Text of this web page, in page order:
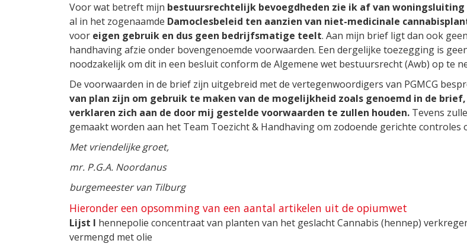
Voor wat betreft mijn bestuursrechtelijk bevoegdheden zie ik af van
al in het zogenaamde Damoclesbeleid ten aanzien van niet-medicinale
voor eigen gebruik en dus geen bedrijfsmatige teelt. Aan mijn brief ligt dan ook
handhaving afzie onder bovengenoemde voorwaarden. Een dergelijke toezegging is
noodzakelijk om dit in een besluit conform de Algemene wet bestuursrecht (Awb) op te
De voorwaarden in de brief zijn uitgebreid met de vertegenwoordigers van PGMCG
van plan zijn om gebruik te maken van de mogelijkheid zoals genoemd in de
verklaren zich aan de door mij gestelde voorwaarden te zullen houden. Tevens
gemaakt worden aan het Team Toezicht & Handhaving om zodoende gerichte
Met vriendelijke groet,
mr. P.G.A. Noordanus
burgemeester van Tilburg
Hieronder een opsomming van een aantal artikelen uit de opiumwet
Lijst I hennepolie concentraat van planten van het geslacht Cannabis (hennep)
vermengd met olie